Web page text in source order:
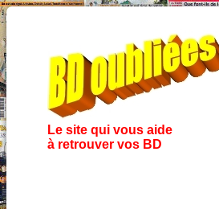
Le site qui vous aide
à retrouver vos BD